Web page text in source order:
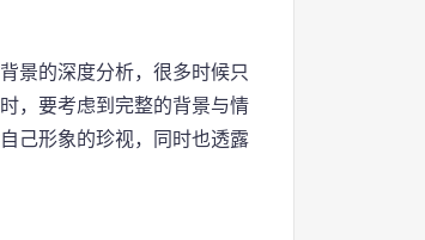
景的深度分析，很多时候只
，要考虑到完整的背景与情
己形象的珍视，同时也透露